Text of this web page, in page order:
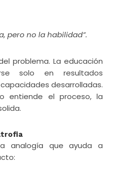
pero no la habilidad”.
problema. La educación
solo en resultados
desarrolladas.
entiende el proceso, la
analogía que ayuda a